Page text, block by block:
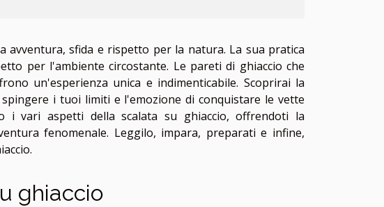
avventura, sfida e rispetto per la natura. La sua pratica
per l'ambiente circostante. Le pareti di ghiaccio che
un'esperienza unica e indimenticabile. Scoprirai la
i tuoi limiti e l'emozione di conquistare le vette
i vari aspetti della scalata su ghiaccio, offrendoti la
fenomenale. Leggilo, impara, preparati e infine,
ghiaccio